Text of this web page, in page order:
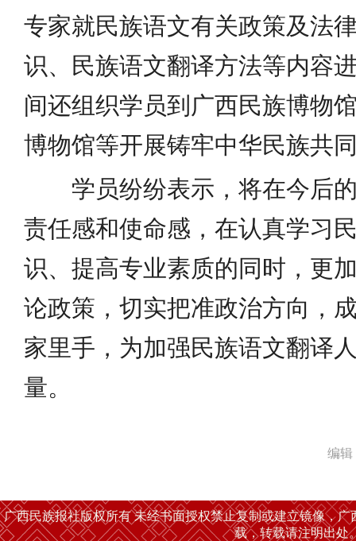
专家就民族语文有关政策及法
识、民族语文翻译方法等内容
间还组织学员到广西民族博物
博物馆等开展铸牢中华民族共
学员纷纷表示，将在今后
责任感和使命感，在认真学习
识、提高专业素质的同时，更
论政策，切实把准政治方向，
家里手，为加强民族语文翻译
量。
编
广西民族报社版权所有 未经书面授权禁止复制或建立镜像，
载，转载请注明出处